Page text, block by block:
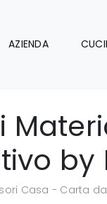
AZIENDA
by
Casa - Carta